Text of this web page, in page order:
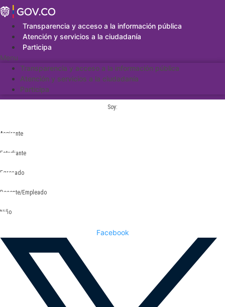
Saltar
al
contenidoTransparencia y acceso a la información pública
Atención y servicios a la ciudadanía
Participa
Menu
Transparencia y acceso a la información pública
Atención y servicios a la ciudadanía
Participa
Soy:
Aspirante
Estudiante
Egresado
Docente/Empleado
Niño
Facebook